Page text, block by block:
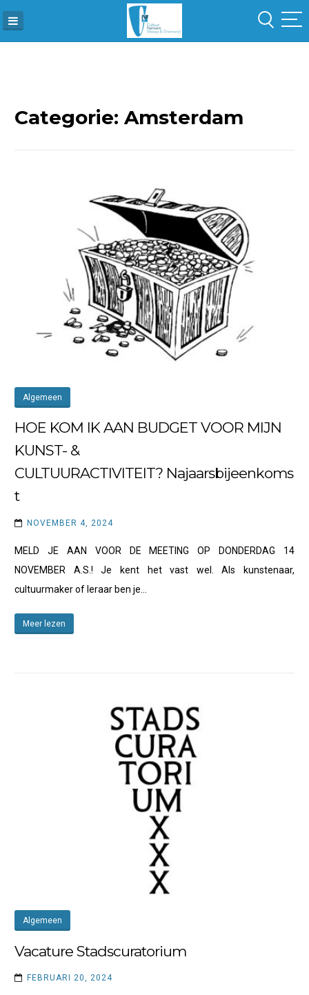
Skip
to
Categorie: Amsterdam
Algemeen
HOE KOM IK AAN BUDGET VOOR MIJN
KUNST- &
CULTUURACTIVITEIT? Najaarsbijeenkoms
t
NOVEMBER 4, 2024
MELD JE AAN VOOR DE MEETING OP DONDERDAG 14
NOVEMBER A.S.! Je kent het vast wel. Als kunstenaar,
cultuurmaker of leraar ben je…
Meer lezen
Algemeen
Vacature Stadscuratorium
FEBRUARI 20, 2024